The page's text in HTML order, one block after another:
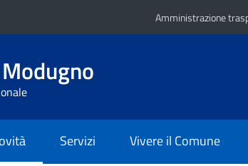
Amministrazione
Servizi Vivere il Comune